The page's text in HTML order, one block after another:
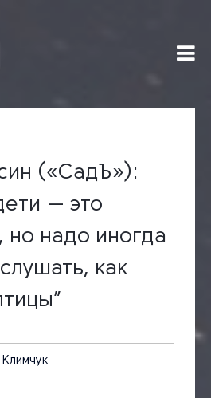
(«СадЪ»):
— это
но надо иногда
как